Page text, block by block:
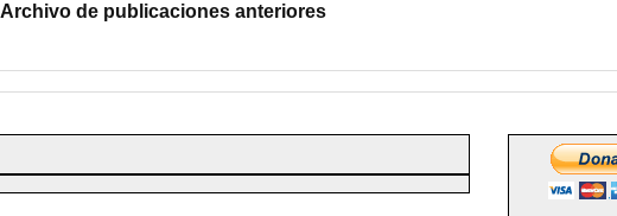
Archivo de publicaciones anteriores